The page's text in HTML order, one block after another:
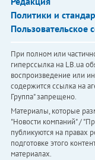
Политики и
Пользовательское
При полном или
гиперссылка на LB.ua
воспроизведение или
содержится ссылка на
Группа" запрещено.
Материалы, которые
"Новости компаний" /
публикуются на правах
подготовке этого
материалах.